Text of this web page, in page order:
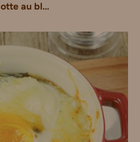
Œufs cocotte au bleu, mouillettes au pavot Sans Gluten